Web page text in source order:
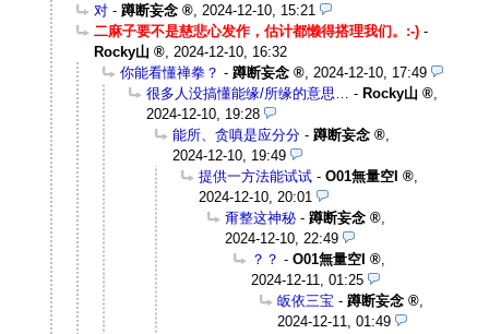
对 - 蹲断妄念
2024-12-10, 15:21
二麻子要不是慈悲心发作，估计都懒得搭理我们。:-) -
Rocky山
2024-12-10, 16:32
你能看懂禅拳？ - 蹲断妄念
2024-12-10, 17:49
很多人没搞懂能缘/所缘的意思…
- Rocky山
2024-12-10, 19:28
能所、贪嗔是应分分 - 蹲断妄念
2024-12-10, 19:49
提供一方法能试试 - O01無量空I
2024-12-10, 20:01
甭整这神秘 - 蹲断妄念
2024-12-10, 22:49
？？ - O01無量空I
2024-12-11, 01:25
皈依三宝 - 蹲断妄念
2024-12-11, 01:49